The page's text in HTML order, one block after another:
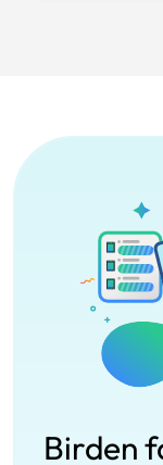
Birden